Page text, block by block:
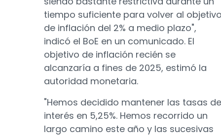
tiempo suficiente para volver al
de inflación del 2% a medio plazo",
indicó el BoE en un comunicado. El
objetivo de inflación recién se
alcanzaría a fines de 2025, estimó la
autoridad monetaria.
"Hemos decidido mantener las tasas de
interés en 5,25%. Hemos recorrido un
largo camino este año y las sucesivas